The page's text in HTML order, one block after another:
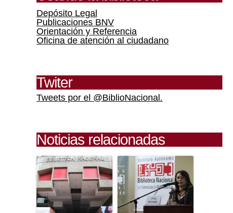
Depósito Legal
Publicaciones BNV
Orientación y Referencia
Oficina de atención al ciudadano
Twiter
Tweets por el @BiblioNacional.
Noticias relacionadas